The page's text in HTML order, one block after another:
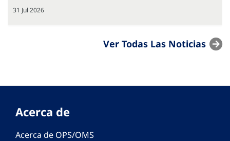
31 Jul 2026
Ver Todas Las Noticias
Acerca de
Acerca de OPS/OMS